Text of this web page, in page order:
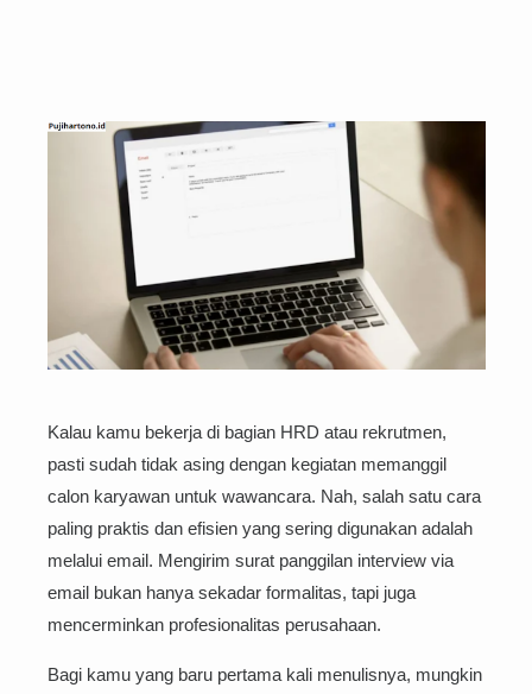
Kalau kamu bekerja di bagian HRD atau rekrutmen,
pasti sudah tidak asing dengan kegiatan memanggil
calon karyawan untuk wawancara. Nah, salah satu cara
paling praktis dan efisien yang sering digunakan adalah
melalui email. Mengirim surat panggilan interview via
email bukan hanya sekadar formalitas, tapi juga
mencerminkan profesionalitas perusahaan.
Bagi kamu yang baru pertama kali menulisnya, mungkin